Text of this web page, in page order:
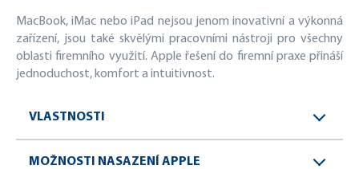
MacBook, iMac nebo iPad nejsou jenom inovativní a výkonná
zařízení, jsou také skvělými pracovními nástroji pro všechny
oblasti firemního využití. Apple řešení do firemní praxe přináší
jednoduchost, komfort a intuitivnost.
VLASTNOSTI
MOŽNOSTI NASAZENÍ APPLE